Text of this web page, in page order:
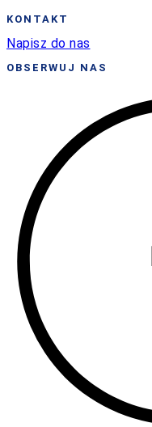
KONTAKT
Napisz do nas
OBSERWUJ NAS